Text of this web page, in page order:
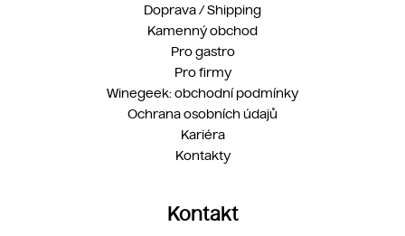
Doprava / Shipping
Kamenný obchod
Pro gastro
Pro firmy
Winegeek: obchodní podmínky
Ochrana osobních údajů
Kariéra
Kontakty
Kontakt